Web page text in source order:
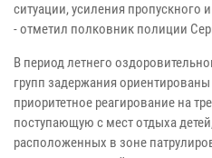
ситуации, усиления пропускного
- отметил полковник полиции
В период летнего
групп задержания
приоритетное реагирование на
поступающую с мест отдыха
расположенных в зоне